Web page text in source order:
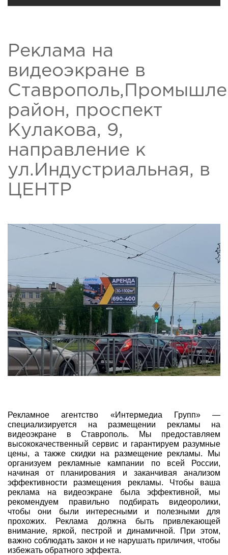
Реклама на
видеоэкране в
район, проспект
Кулакова, 9,
направление к
ул.Индустриальная, в
ЦЕНТР
Рекламное агентство «Интермедиа Групп» —
специализируется на размещении рекламы на
видеоэкране в Ставрополь. Мы предоставляем
высококачественный сервис и гарантируем разумные
цены, а также скидки на размещение рекламы. Мы
организуем рекламные кампании по всей России,
начиная от планирования и заканчивая анализом
эффективности размещения рекламы. Чтобы ваша
реклама на видеоэкране была эффективной, мы
рекомендуем правильно подбирать видеоролики,
чтобы они были интересными и полезными для
прохожих. Реклама должна быть привлекающей
внимание, яркой, пестрой и динамичной. При этом,
важно соблюдать закон и не нарушать приличия, чтобы
избежать обратного эффекта.